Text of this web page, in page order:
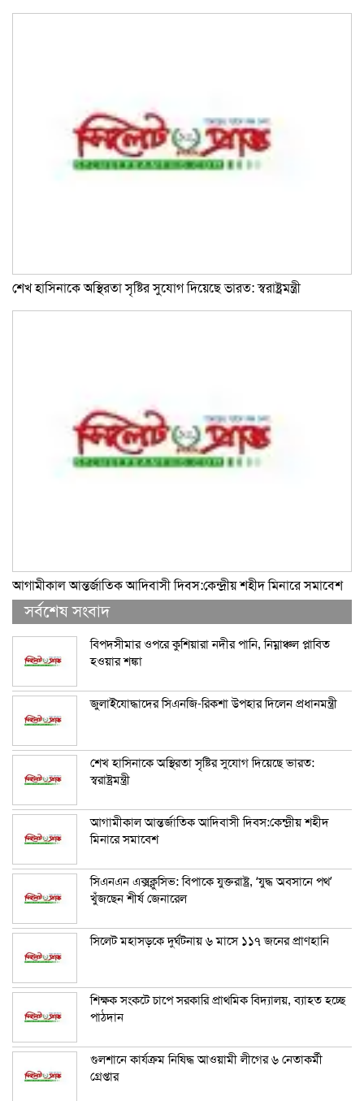
শেখ হাসিনাকে অস্থিরতা সৃষ্টির সুযোগ দিয়েছে ভারত: স্বরাষ্ট্রমন্ত্রী
আগামীকাল আন্তর্জাতিক আদিবাসী দিবস:কেন্দ্রীয় শহীদ মিনারে সমাবেশ
সর্বশেষ সংবাদ
বিপদসীমার ওপরে কুশিয়ারা নদীর পানি, নিম্নাঞ্চল প্লাবিত
হওয়ার শঙ্কা
জুলাইযোদ্ধাদের সিএনজি-রিকশা উপহার দিলেন প্রধানমন্ত্রী
শেখ হাসিনাকে অস্থিরতা সৃষ্টির সুযোগ দিয়েছে ভারত:
স্বরাষ্ট্রমন্ত্রী
আগামীকাল আন্তর্জাতিক আদিবাসী দিবস:কেন্দ্রীয় শহীদ
মিনারে সমাবেশ
সিএনএন এক্সক্লুসিভ: বিপাকে যুক্তরাষ্ট্র, ‘যুদ্ধ অবসানে পথ’
খুঁজছেন শীর্ষ জেনারেল
সিলেট মহাসড়কে দুর্ঘটনায় ৬ মাসে ১১৭ জনের প্রাণহানি
শিক্ষক সংকটে চাপে সরকারি প্রাথমিক বিদ্যালয়, ব্যাহত হচ্ছে
পাঠদান
গুলশানে কার্যক্রম নিষিদ্ধ আওয়ামী লীগের ৬ নেতাকর্মী
গ্রেপ্তার